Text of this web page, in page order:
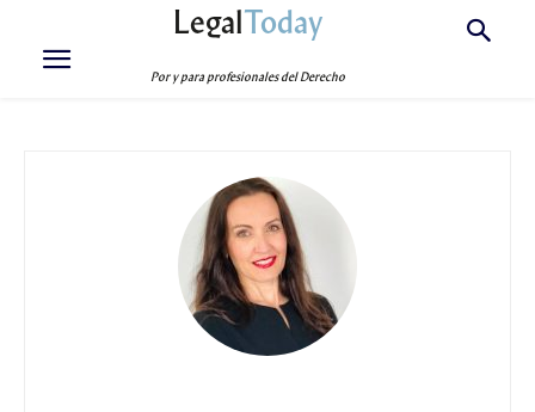
LegalToday
Por y para profesionales del Derecho